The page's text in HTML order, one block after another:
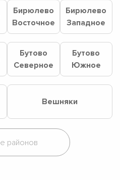
Бирюлево
Восточное
Бирюлево
Западное
Бутово
Северное
Бутово
Южное
Вешняки